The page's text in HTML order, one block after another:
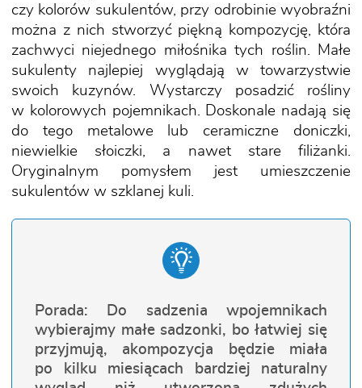
czy kolorów sukulentów, przy odrobinie wyobraźni
można z nich stworzyć piękną kompozycję, która
zachwyci niejednego miłośnika tych roślin. Małe
sukulenty najlepiej wyglądają w towarzystwie
swoich kuzynów. Wystarczy posadzić rośliny
w kolorowych pojemnikach. Doskonale nadają się
do tego metalowe lub ceramiczne doniczki,
niewielkie słoiczki, a nawet stare filiżanki.
Oryginalnym pomysłem jest umieszczenie
sukulentów w szklanej kuli.
Porada: Do sadzenia wpojemnikach
wybierajmy małe sadzonki, bo łatwiej się
przyjmują, akompozycja będzie miała
po kilku miesiącach bardziej naturalny